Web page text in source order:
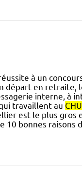
à un
départ en retraite,
interne, à
travaillent au CHU
est le plus gros
bonnes raisons